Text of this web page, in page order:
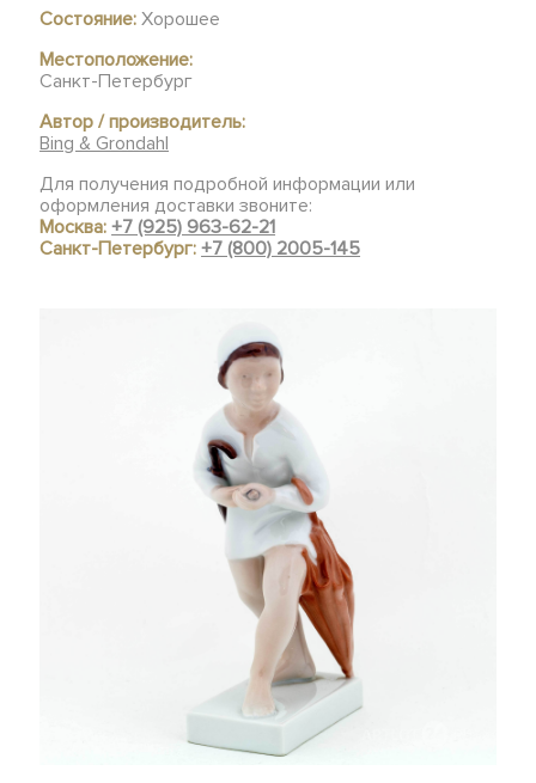
Состояние: Хорошее
Местоположение:
Санкт-Петербург
Автор / производитель:
Bing & Grondahl
Для получения подробной информации или
оформления доставки звоните:
Москва:+7 (925) 963-62-21
Санкт-Петербург:+7 (800) 2005-145